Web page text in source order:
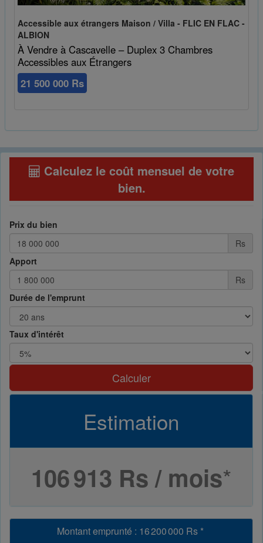
Accessible aux étrangers Maison / Villa - FLIC EN FLAC -
ALBION
À Vendre à Cascavelle – Duplex 3 Chambres
Accessibles aux Étrangers
21 500 000 Rs
Calculez le coût mensuel de votre
bien.
Prix du bien
Rs
Apport
Rs
Durée de l'emprunt
Taux d'intérêt
Calculer
Estimation
106 913 Rs / mois*
Montant emprunté : 16 200 000 Rs*